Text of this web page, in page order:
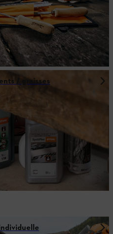
/ graisses